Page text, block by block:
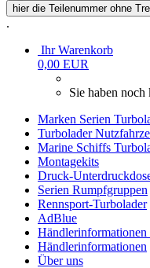
hier die Teilenummer ohne
.
Ihr Warenkorb
0,00 EUR
Sie haben
Marken Serien
Turbolader
Marine Schiffs
Montagekits
Druck-
Serien Rumpfgruppen
Rennsport-Turbolader
AdBlue
Händlerinformationen
Händlerinformationen
Über uns